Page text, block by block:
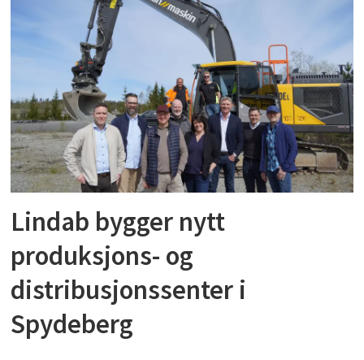
Lindab bygger nytt
produksjons- og
distribusjonssenter i
Spydeberg